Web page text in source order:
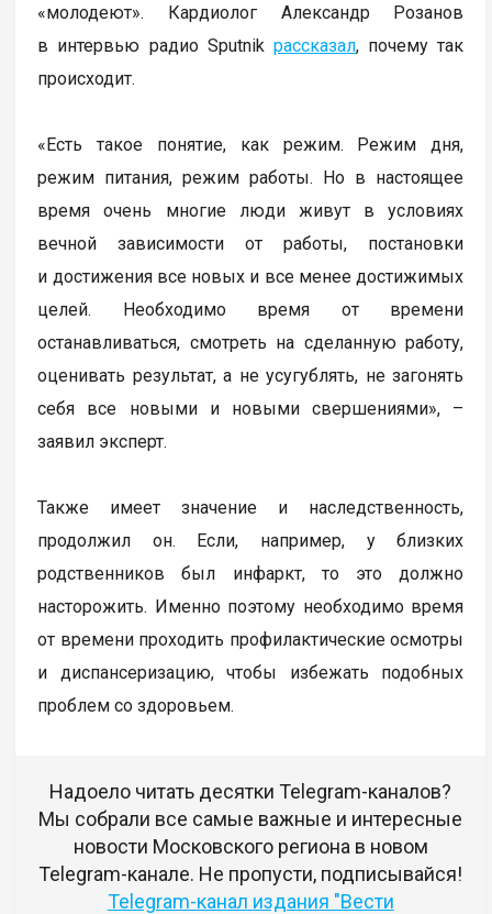
«молодеют». Кардиолог Александр Розанов
в интервью радио Sputnik рассказал, почему так
происходит.
«Есть такое понятие, как режим. Режим дня,
режим питания, режим работы. Но в настоящее
время очень многие люди живут в условиях
вечной зависимости от работы, постановки
и достижения все новых и все менее достижимых
целей. Необходимо время от времени
останавливаться, смотреть на сделанную работу,
оценивать результат, а не усугублять, не загонять
себя все новыми и новыми свершениями», –
заявил эксперт.
Также имеет значение и наследственность,
продолжил он. Если, например, у близких
родственников был инфаркт, то это должно
насторожить. Именно поэтому необходимо время
от времени проходить профилактические осмотры
и диспансеризацию, чтобы избежать подобных
проблем со здоровьем.
Надоело читать десятки Telegram-каналов?
Мы собрали все самые важные и интересные
новости Московского региона в новом
Telegram-канале. Не пропусти, подписывайся!
Telegram-канал издания "Вести